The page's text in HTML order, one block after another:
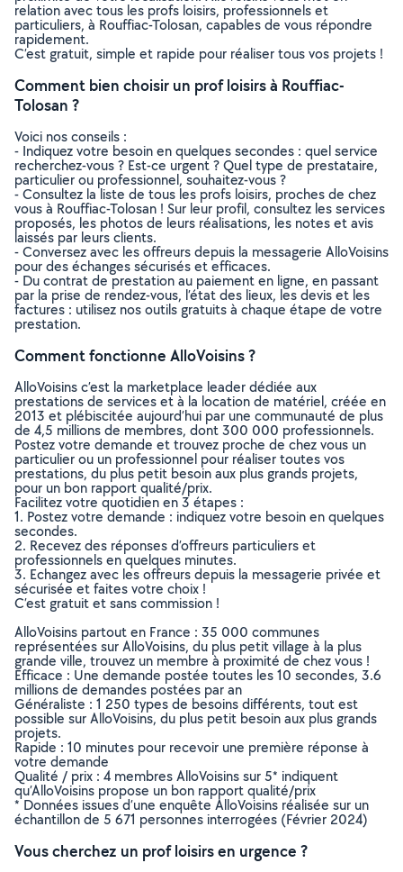
relation avec tous les profs loisirs, professionnels et
particuliers, à Rouffiac-Tolosan, capables de vous répondre
rapidement.
C’est gratuit, simple et rapide pour réaliser tous vos projets !
Comment bien choisir un prof loisirs à Rouffiac-
Tolosan ?
Voici nos conseils :
- Indiquez votre besoin en quelques secondes : quel service
recherchez-vous ? Est-ce urgent ? Quel type de prestataire,
particulier ou professionnel, souhaitez-vous ?
- Consultez la liste de tous les profs loisirs, proches de chez
vous à Rouffiac-Tolosan ! Sur leur profil, consultez les services
proposés, les photos de leurs réalisations, les notes et avis
laissés par leurs clients.
- Conversez avec les offreurs depuis la messagerie AlloVoisins
pour des échanges sécurisés et efficaces.
- Du contrat de prestation au paiement en ligne, en passant
par la prise de rendez-vous, l’état des lieux, les devis et les
factures : utilisez nos outils gratuits à chaque étape de votre
prestation.
Comment fonctionne AlloVoisins ?
AlloVoisins c’est la marketplace leader dédiée aux
prestations de services et à la location de matériel, créée en
2013 et plébiscitée aujourd’hui par une communauté de plus
de 4,5 millions de membres, dont 300 000 professionnels.
Postez votre demande et trouvez proche de chez vous un
particulier ou un professionnel pour réaliser toutes vos
prestations, du plus petit besoin aux plus grands projets,
pour un bon rapport qualité/prix.
Facilitez votre quotidien en 3 étapes :
1. Postez votre demande : indiquez votre besoin en quelques
secondes.
2. Recevez des réponses d’offreurs particuliers et
professionnels en quelques minutes.
3. Echangez avec les offreurs depuis la messagerie privée et
sécurisée et faites votre choix !
C’est gratuit et sans commission !
AlloVoisins partout en France : 35 000 communes
représentées sur AlloVoisins, du plus petit village à la plus
grande ville, trouvez un membre à proximité de chez vous !
Efficace : Une demande postée toutes les 10 secondes, 3.6
millions de demandes postées par an
Généraliste : 1 250 types de besoins différents, tout est
possible sur AlloVoisins, du plus petit besoin aux plus grands
projets.
Rapide : 10 minutes pour recevoir une première réponse à
votre demande
Qualité / prix : 4 membres AlloVoisins sur 5* indiquent
qu’AlloVoisins propose un bon rapport qualité/prix
* Données issues d’une enquête AlloVoisins réalisée sur un
échantillon de 5 671 personnes interrogées (Février 2024)
Vous cherchez un prof loisirs en urgence ?